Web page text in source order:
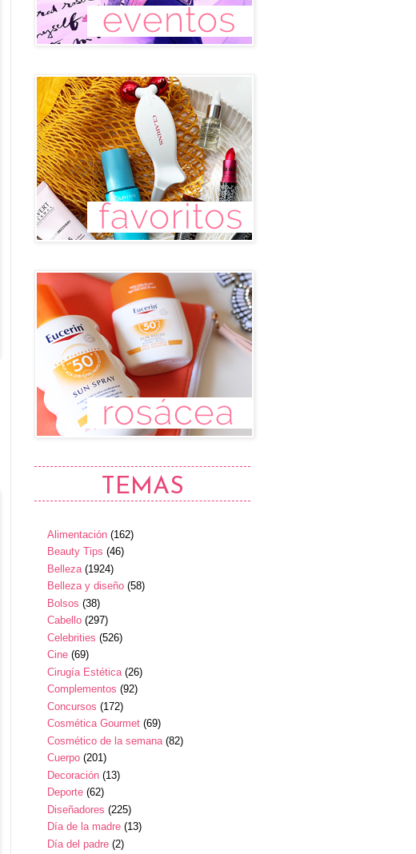
TEMAS
Alimentación (162)
Beauty Tips (46)
Belleza (1924)
Belleza y diseño (58)
Bolsos (38)
Cabello (297)
Celebrities (526)
Cine (69)
Cirugía Estética (26)
Complementos (92)
Concursos (172)
Cosmética Gourmet (69)
Cosmético de la semana (82)
Cuerpo (201)
Decoración (13)
Deporte (62)
Diseñadores (225)
Día de la madre (13)
Día del padre (2)